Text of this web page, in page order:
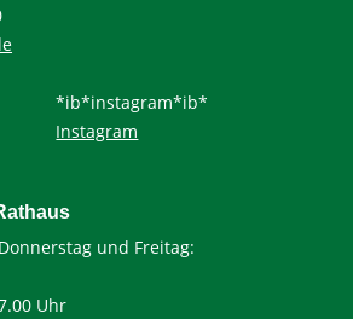
*ib*instagram*ib*
Instagram
und Freitag:
Uhr